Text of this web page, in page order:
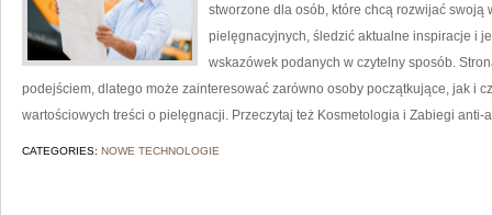
stworzone dla osób, które chcą rozwijać
pielęgnacyjnych, śledzić aktualne inspiracje i
wskazówek podanych w czytelny sposób.
podejściem, dlatego może zainteresować zarówno osoby początkujące, jak i
wartościowych treści o pielęgnacji. Przeczytaj też Kosmetologia i Zabiegi anti-
CATEGORIES: NOWE TECHNOLOGIE